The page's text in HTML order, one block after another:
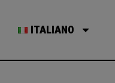
ITALIANO